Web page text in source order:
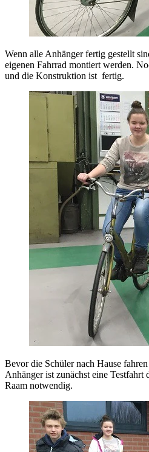
Wenn alle Anhänger fertig gestellt
eigenen Fahrrad montiert werden.
und die Konstruktion ist fertig.
Bevor die Schüler nach Hause
Anhänger ist zunächst eine
Raam notwendig.